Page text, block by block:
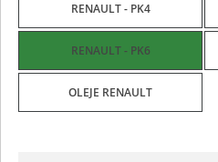
RENAULT - PK4
RENAULT - PK6
OLEJE RENAULT